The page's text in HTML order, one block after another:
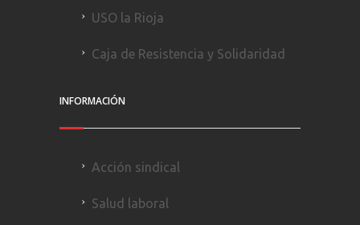
USO la Rioja
Caja de Resistencia y Solidaridad
INFORMACIÓN
Acción sindical
Salud laboral